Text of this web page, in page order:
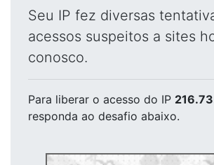
Seu IP fez diversas
acessos suspeitos a sites
conosco.
Para liberar o acesso do IP
responda ao desafio abaixo.